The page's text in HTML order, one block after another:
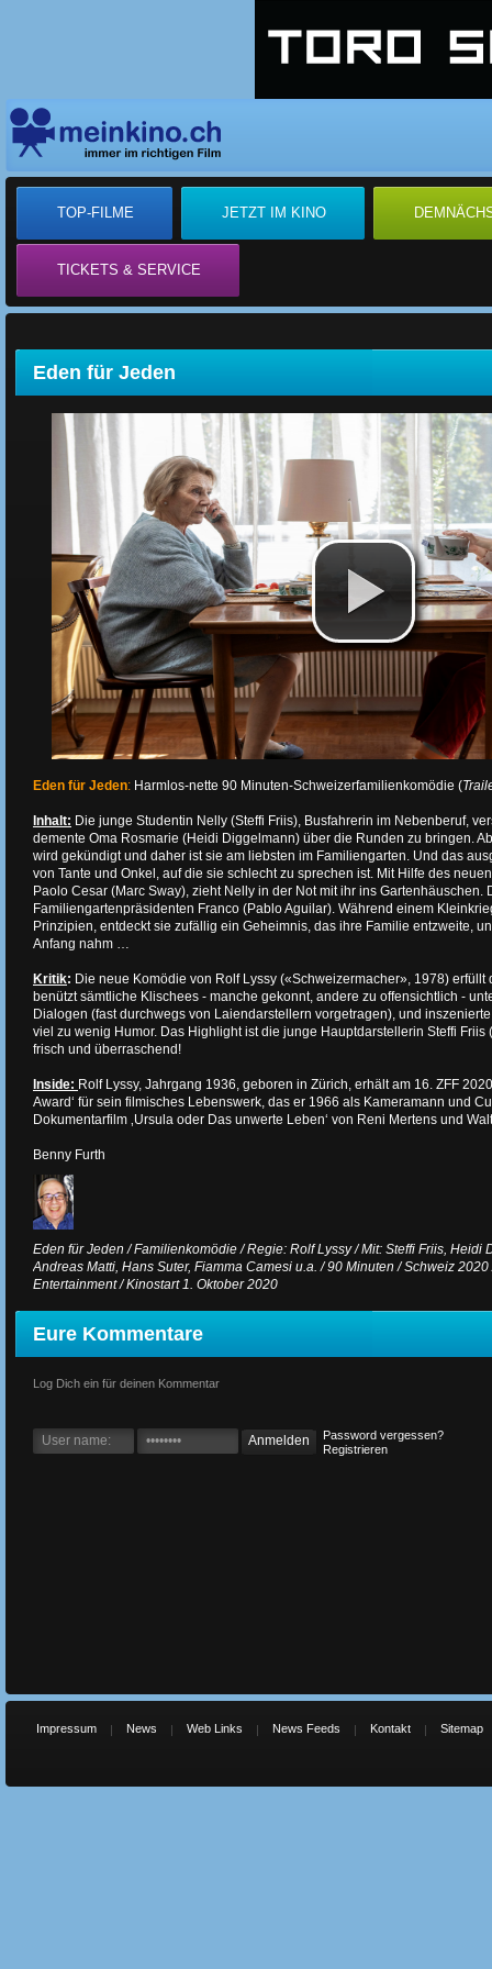
TOP-FILME JETZT IM KINO
TICKETS & SERVICE
Eden für Jeden
Eden für Jeden: Harmlos-nette 90 Minuten-Schweizerfamilienkomödie (
Inhalt: Die junge Studentin Nelly (Steffi Friis), Busfahrerin im Nebenberuf,
demente Oma Rosmarie (Heidi Diggelmann) über die Runden zu bringen.
wird gekündigt und daher ist sie am liebsten im Familiengarten. Und das
von Tante und Onkel, auf die sie schlecht zu sprechen ist. Mit Hilfe des
Paolo Cesar (Marc Sway), zieht Nelly in der Not mit ihr ins Gartenhäuschen.
Familiengartenpräsidenten Franco (Pablo Aguilar). Während einem
Prinzipien, entdeckt sie zufällig ein Geheimnis, das ihre Familie entzweite,
Anfang nahm …
Kritik: Die neue Komödie von Rolf Lyssy («Schweizermacher», 1978)
benützt sämtliche Klischees - manche gekonnt, andere zu offensichtlich -
Dialogen (fast durchwegs von Laiendarstellern vorgetragen), und
viel zu wenig Humor. Das Highlight ist die junge Hauptdarstellerin Steffi Friis
frisch und überraschend!
Inside: Rolf Lyssy, Jahrgang 1936, geboren in Zürich, erhält am 16. ZFF
Award‘ für sein filmisches Lebenswerk, das er 1966 als Kameramann und
Dokumentarfilm ‚Ursula oder Das unwerte Leben‘ von Reni Mertens und
Benny Furth
Eden für Jeden / Familienkomödie / Regie: Rolf Lyssy / Mit: Steffi Friis, Heidi
Andreas Matti, Hans Suter, Fiamma Camesi u.a. / 90 Minuten / Schweiz
Entertainment / Kinostart 1. Oktober 2020
Eure Kommentare
Log Dich ein für deinen Kommentar
Password vergessen?
Registrieren
Impressum News Web Links News Feeds Kontakt Sitemap